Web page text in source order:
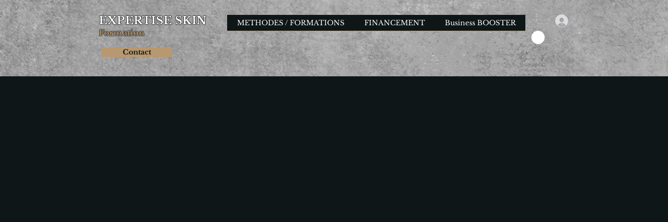
EXPERTISE SKIN
Formation
METHODES / FORMATIONS FINANCEMENT Business BOOSTER
Contact